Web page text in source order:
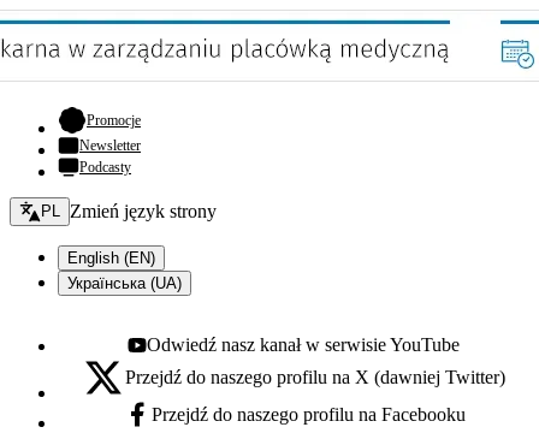
Promocje- otwiera się w nowej karcie
Newsletter
Podcasty
Zmień język - bieżący:
PL Zmień język strony
English (EN)
Українська (UA)
Youtube - otwiera się w nowej karcie
Odwiedź nasz kanał w serwisie YouTube
X - otwiera się w nowej karcie
Przejdź do naszego profilu na X (dawniej Twitter)
Facebook - otwiera się w nowej karcie
Przejdź do naszego profilu na Facebooku